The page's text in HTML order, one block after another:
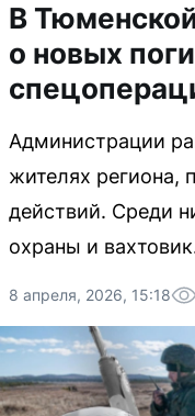
В
о новых
Администрации
жителях региона,
действий. Среди
охраны и
8 апреля, 2026, 15:18